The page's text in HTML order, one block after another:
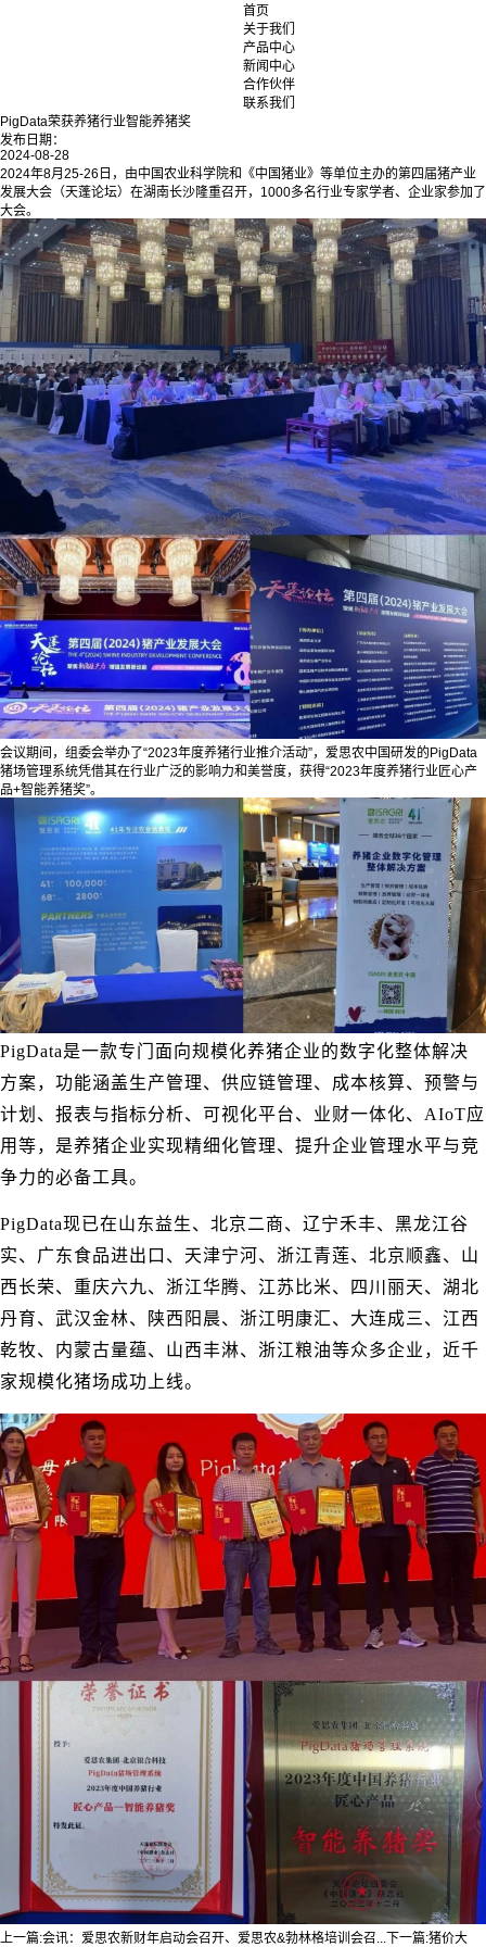
首页
关于我们
产品中心
新闻中心
合作伙伴
联系我们
PigData荣获养猪行业智能养猪奖
发布日期：
2024-08-28
2024年8月25-26日，由中国农业科学院和《中国猪业》等单位主办的第四届猪产业
发展大会（天蓬论坛）在湖南长沙隆重召开，1000多名行业专家学者、企业家参加了
大会。
会议期间，组委会举办了“2023年度养猪行业推介活动”，爱思农中国研发的PigData
猪场管理系统凭借其在行业广泛的影响力和美誉度，获得“2023年度养猪行业匠心产
品+智能养猪奖”。
PigData是一款专门面向规模化养猪企业的数字化整体解决
方案，功能涵盖生产管理、供应链管理、成本核算、预警与
计划、报表与指标分析、可视化平台、业财一体化、AIoT应
用等，是养猪企业实现精细化管理、提升企业管理水平与竞
争力的必备工具。
PigData现已在山东益生、北京二商、辽宁禾丰、黑龙江谷
实、广东食品进出口、天津宁河、浙江青莲、北京顺鑫、山
西长荣、重庆六九、浙江华腾、江苏比米、四川丽天、湖北
丹育、武汉金林、陕西阳晨、浙江明康汇、大连成三、江西
乾牧、内蒙古量蕴、山西丰淋、浙江粮油等众多企业，近千
家规模化猪场成功上线。
上一篇:会讯：爱思农新财年启动会召开、爱思农&勃林格培训会召... 下一篇:猪价大